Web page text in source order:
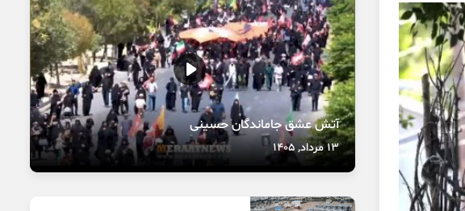
آتش عشق جاماندگان حسینی
13 مرداد, 1405